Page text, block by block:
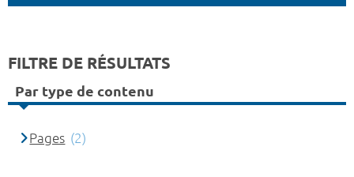
FILTRE DE RÉSULTATS
Par type de contenu
Pages (2)